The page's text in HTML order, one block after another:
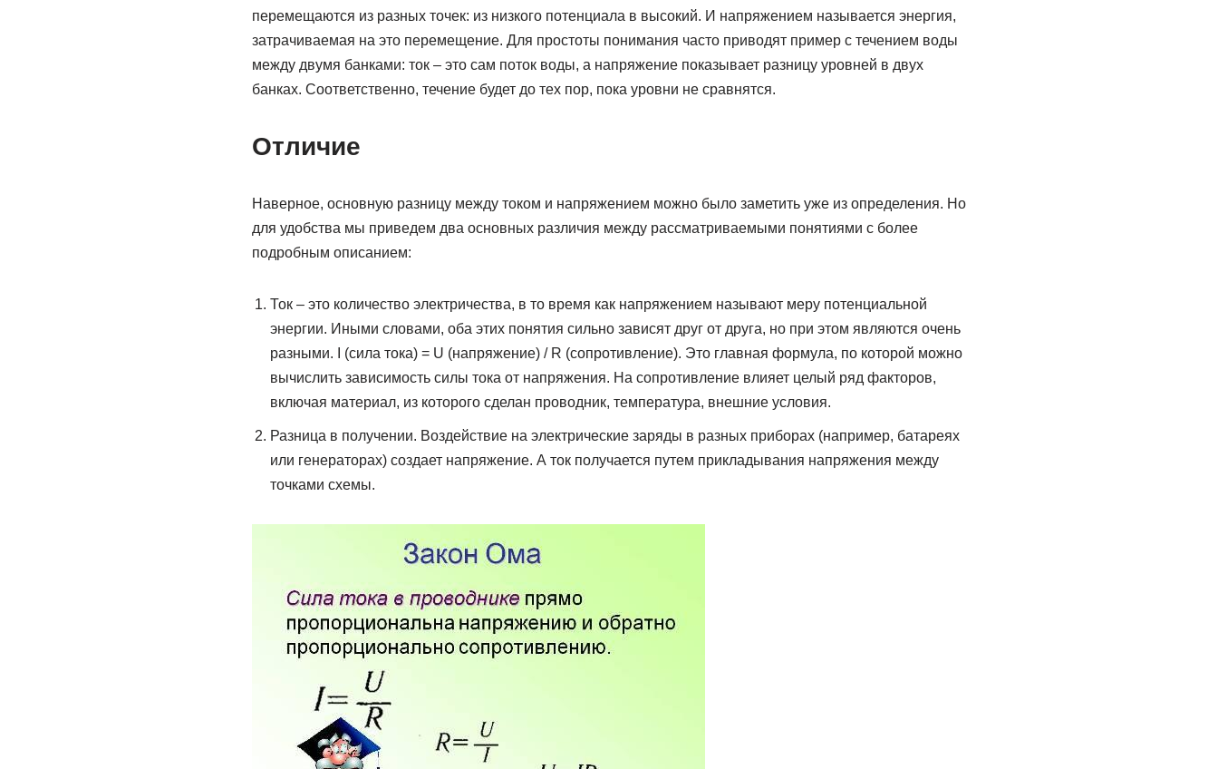
перемещаются из разных точек: из низкого потенциала в высокий. И напряжением называется энергия,
затрачиваемая на это перемещение. Для простоты понимания часто приводят пример с течением воды
между двумя банками: ток – это сам поток воды, а напряжение показывает разницу уровней в двух
банках. Соответственно, течение будет до тех пор, пока уровни не сравнятся.
Отличие
Наверное, основную разницу между током и напряжением можно было заметить уже из определения. Но
для удобства мы приведем два основных различия между рассматриваемыми понятиями с более
подробным описанием:
Ток – это количество электричества, в то время как напряжением называют меру потенциальной
энергии. Иными словами, оба этих понятия сильно зависят друг от друга, но при этом являются очень
разными. I (сила тока) = U (напряжение) / R (сопротивление). Это главная формула, по которой можно
вычислить зависимость силы тока от напряжения. На сопротивление влияет целый ряд факторов,
включая материал, из которого сделан проводник, температура, внешние условия.
Разница в получении. Воздействие на электрические заряды в разных приборах (например, батареях
или генераторах) создает напряжение. А ток получается путем прикладывания напряжения между
точками схемы.